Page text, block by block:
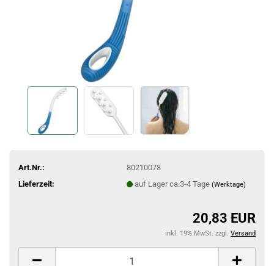
Art.Nr.:
80210078
Lieferzeit:
auf Lager ca.3-4 Tage (Werktage)
20,83 EUR
inkl. 19% MwSt. zzgl. Versand